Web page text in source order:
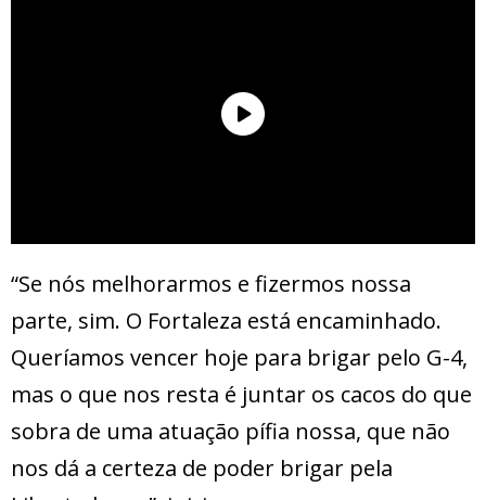
“Se nós melhorarmos e fizermos nossa
parte, sim. O Fortaleza está encaminhado.
Queríamos vencer hoje para brigar pelo G-4,
mas o que nos resta é juntar os cacos do que
sobra de uma atuação pífia nossa, que não
nos dá a certeza de poder brigar pela